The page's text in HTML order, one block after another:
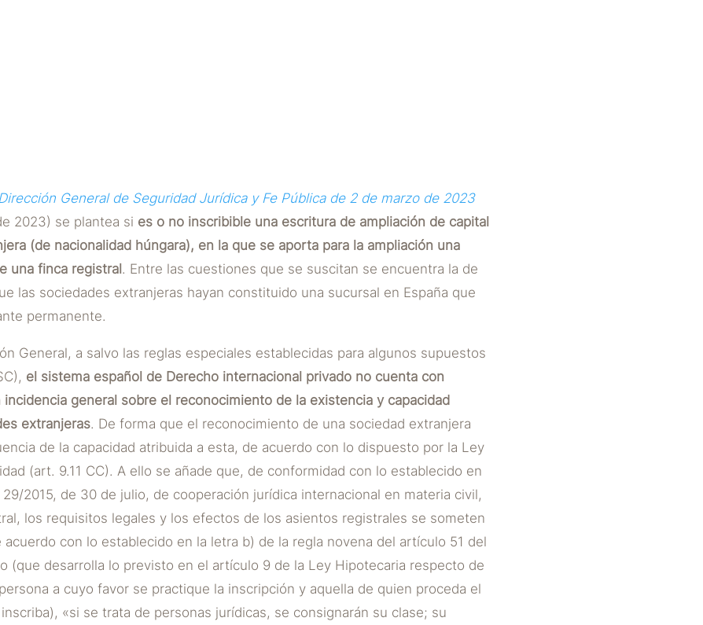
General de Seguridad Jurídica y Fe Pública de 2 de marzo de 2023
2023) se plantea si es o no inscribible una escritura de ampliación de capital
(de nacionalidad húngara), en la que se aporta para la ampliación una
una finca registral. Entre las cuestiones que se suscitan se encuentra la de
las sociedades extranjeras hayan constituido una sucursal en España que
permanente.
General, a salvo las reglas especiales establecidas para algunos supuestos
el sistema español de Derecho internacional privado no cuenta con
general sobre el reconocimiento de la existencia y capacidad
extranjeras. De forma que el reconocimiento de una sociedad extranjera
de la capacidad atribuida a esta, de acuerdo con lo dispuesto por la Ley
(art. 9.11 CC). A ello se añade que, de conformidad con lo establecido en
2015, de 30 de julio, de cooperación jurídica internacional en materia civil,
los requisitos legales y los efectos de los asientos registrales se someten
acuerdo con lo establecido en la letra b) de la regla novena del artículo 51 del
(que desarrolla lo previsto en el artículo 9 de la Ley Hipotecaria respecto de
a cuyo favor se practique la inscripción y aquella de quien proceda el
«si se trata de personas jurídicas, se consignarán su clase; su